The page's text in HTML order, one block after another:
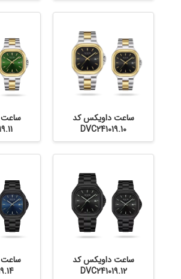
ساعت داویکس کد
DVC241019.10
ساعت داویکس کد
DVC241019.12